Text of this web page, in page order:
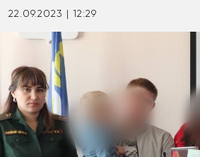
22.09.2023 | 12:29